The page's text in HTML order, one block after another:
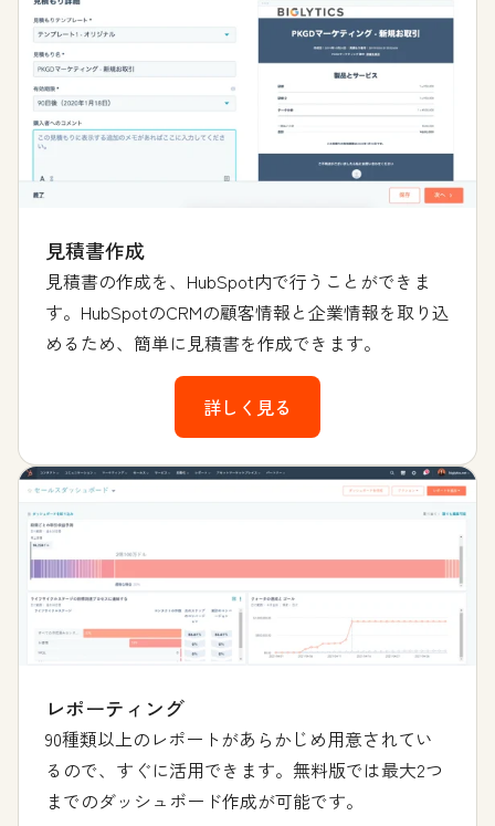
見積書作成
見積書の作成を、HubSpot内で行うことができま
す。HubSpotのCRMの顧客情報と企業情報を取り込
めるため、簡単に見積書を作成できます。
詳しく見る
レポーティング
90種類以上のレポートがあらかじめ用意されてい
るので、すぐに活用できます。無料版では最大2つ
までのダッシュボード作成が可能です。